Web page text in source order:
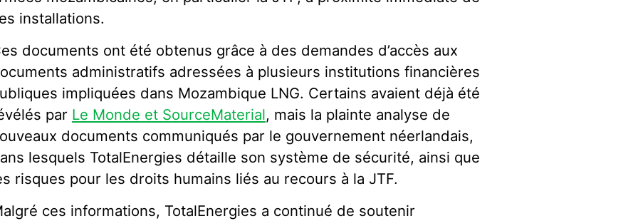
installations.
documents ont été obtenus grâce à des demandes d’accès aux
administratifs adressées à plusieurs institutions financières
impliquées dans Mozambique LNG. Certains avaient déjà été
par Le Monde et SourceMaterial, mais la plainte analyse de
documents communiqués par le gouvernement néerlandais,
lesquels TotalEnergies détaille son système de sécurité, ainsi que
risques pour les droits humains liés au recours à la JTF.
ces informations, TotalEnergies a continué de soutenir